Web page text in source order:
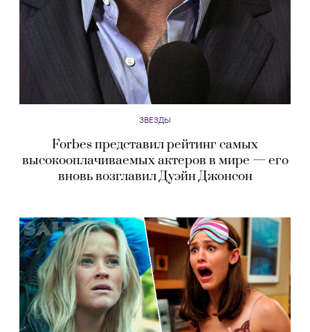
ЗВЕЗДЫ
Forbes представил рейтинг самых
высокооплачиваемых актеров в мире — его
вновь возглавил Дуэйн Джонсон